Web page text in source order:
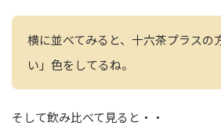
横に並べてみると、十六茶プラスの
い」色をしてるね。
そして飲み比べて見ると・・